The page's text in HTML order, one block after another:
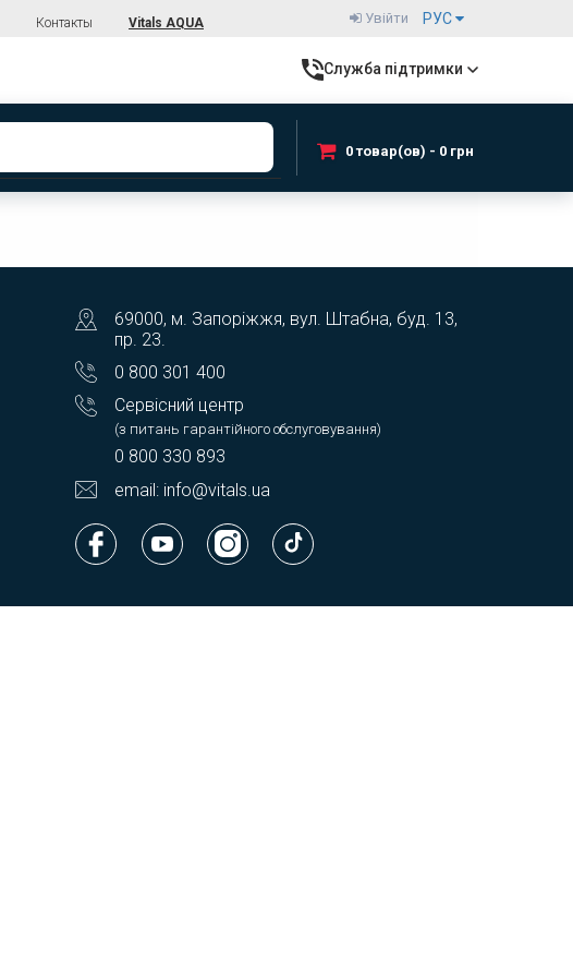
Контакты Vitals AQUA РУС
Увійти
Служба підтримки
0 товар(ов) - 0 грн
69000, м. Запоріжжя, вул. Штабна, буд. 13,
пр. 23.
0 800 301 400
Сервісний центр
(з питань гарантійного обслуговування)
0 800 330 893
email: info@vitals.ua